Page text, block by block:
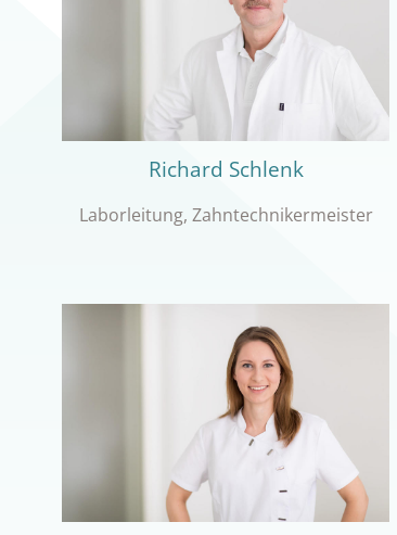
Richard Schlenk
Laborleitung, Zahntechnikermeister